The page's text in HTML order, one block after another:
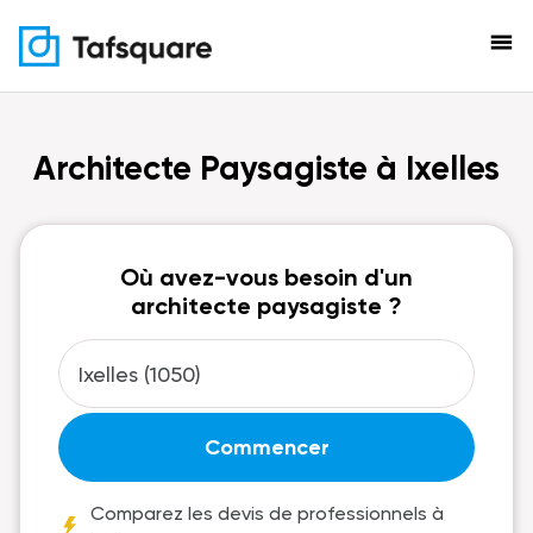
menu
Architecte Paysagiste à Ixelles
Où avez-vous besoin d'un
architecte paysagiste ?
Commencer
Comparez les devis de professionnels à